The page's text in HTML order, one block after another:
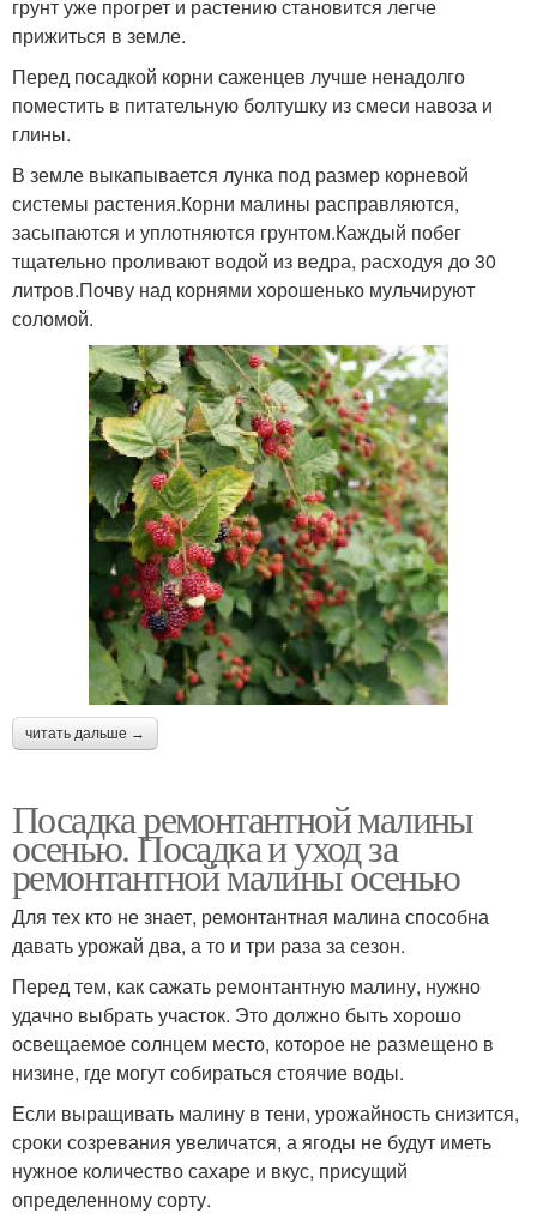
грунт уже прогрет и растению становится легче
прижиться в земле.
Перед посадкой корни саженцев лучше ненадолго
поместить в питательную болтушку из смеси навоза и
глины.
В земле выкапывается лунка под размер корневой
системы растения.Корни малины расправляются,
засыпаются и уплотняются грунтом.Каждый побег
тщательно проливают водой из ведра, расходуя до 30
литров.Почву над корнями хорошенько мульчируют
соломой.
читать дальше →
Посадка ремонтантной малины
осенью. Посадка и уход за
ремонтантной малины осенью
Для тех кто не знает, ремонтантная малина способна
давать урожай два, а то и три раза за сезон.
Перед тем, как сажать ремонтантную малину, нужно
удачно выбрать участок. Это должно быть хорошо
освещаемое солнцем место, которое не размещено в
низине, где могут собираться стоячие воды.
Если выращивать малину в тени, урожайность снизится,
сроки созревания увеличатся, а ягоды не будут иметь
нужное количество сахаре и вкус, присущий
определенному сорту.